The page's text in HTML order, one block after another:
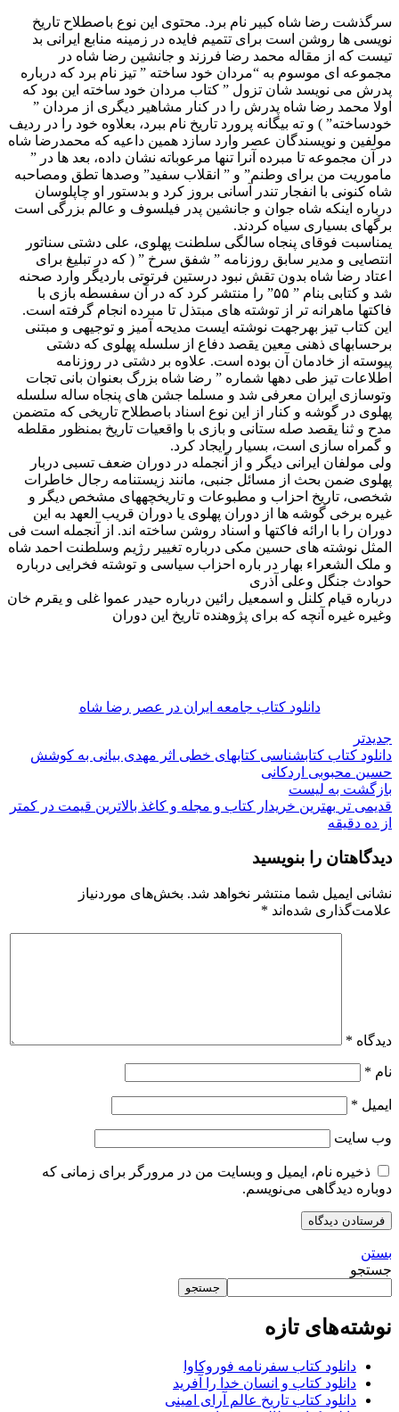
سرگذشت رضا شاه کبیر نام برد. محتوی این نوع باصطلاح تاریخ
نویسی ها روشن است برای تتمیم فایده در زمینه منابع ایرانی بد
تیست که از مقاله محمد رضا فرزند و جانشین رضا شاه در
مجموعه ای موسوم به “مردان خود ساخته ” تیز نام برد که درباره
پدرش می نویسد شان تزول ” کتاب مردان خود ساخته این بود که
اولا محمد رضا شاه پدرش را در کنار مشاهیر دیگری از مردان ”
خودساخته” ) و ته بیگانه پرورد تاریخ نام ببرد، بعلاوه خود را در ردیف
مولفین و نویسندگان عصر وارد سازد همین داعیه که محمدرضا شاه
در آن مجموعه تا مبرده آنرا تنها مرعوباته نشان داده، بعد ها در ”
ماموریت من برای وطنم” و ” انقلاب سفيد” وصدها تطق ومصاحبه
شاه کنونی با انفجار تندر آسانی بروز کرد و بدستور او چاپلوسان
درباره اینکه شاه جوان و جانشین پدر فیلسوف و عالم بزرگی است
برگهای بسیاری سیاه کردند.
يمناسبت فوقای پنجاه سالگی سلطنت پهلوی، علی دشتی سناتور
انتصایی و مدیر سابق روزنامه ” شفق سرخ ” ( که در تبلیغ برای
اعتاد رضا شاه بدون تقش نبود درستین فرتوتی باردیگر وارد صحنه
شد و کتابی بنام ” ۵۵” را منتشر کرد که در آن سفسطه بازی با
فاکتها ماهرانه تر از توشته های مبتذل تا مبرده انجام گرفته است.
این کتاب تیز بهرجهت نوشته ایست مدیحه آمیز و توجیهی و مبتنی
برحسابهای ذهنی معين يقصد دفاع از سلسله پهلوی که دشتی
پیوسته از خادمان آن بوده است. علاوه بر دشتی در روزنامه
اطلاعات تیز طی دهها شماره ” رضا شاه بزرگ بعنوان بانی تجات
وتوسازی ایران معرفی شد و مسلما جشن های پنجاه ساله سلسله
پهلوی در گوشه و کنار از این نوع اسناد باصطلاح تاریخی که متضمن
مدح و ثنا يقصد صله ستانی و بازی با واقعیات تاریخ بمنظور مقلطه
و گمراه سازی است، بسیار رایجاد کرد.
ولی مولفان ایرانی دیگر و از آنجمله در دوران ضعف تسبی دربار
پهلوی ضمن بحث از مسائل جنبی، مانند زیستنامه رجال خاطرات
شخصی، تاریخ احزاب و مطبوعات و تاریخچههای مشخص دیگر و
غیره برخی گوشه ها از دوران پهلوی یا دوران قریب العهد به این
دوران را با ارائه فاکتها و اسناد روشن ساخته اند. از آنجمله است فی
المثل نوشته های حسین مکی درباره تغییر رژیم وسلطنت احمد شاه
و ملک الشعراء بهار در باره احزاب سیاسی و توشته فخرایی درباره
حوادث جنگل وعلی آذری
درباره قیام کلنل و اسمعیل رائین درباره حیدر عموا غلى و يقرم خان
وغيره غیره آنچه که برای پژوهنده تاریخ این دوران
دانلود کتاب جامعه ایران در عصر رضا شاه
جدیدتر
دانلود کتاب کتابشناسی کتابهای خطی اثر مهدی بیانی به کوشش
حسین محبوبی اردکانی
بازگشت به لیست
قدیمی تر بهترین خریدار کتاب و مجله و کاغذ بالاترین قیمت در کمتر
از ده دقیقه
دیدگاهتان را بنویسید
نشانی ایمیل شما منتشر نخواهد شد. بخش‌های موردنیاز
علامت‌گذاری شده‌اند *
دیدگاه *
نام *
ایمیل *
وب‌ سایت
ذخیره نام، ایمیل و وبسایت من در مرورگر برای زمانی که
دوباره دیدگاهی می‌نویسم.
بستن
جستجو
جستجو
نوشته‌های تازه
دانلود کتاب سفرنامه فوروکاوا
دانلود کتاب و انسان خدا را آفرید
دانلود کتاب تاریخ عالم آرای امینی